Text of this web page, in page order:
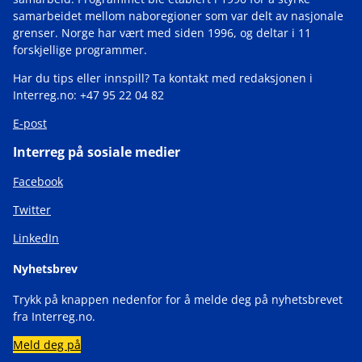
samarbeidet mellom naboregioner som var delt av nasjonale
grenser. Norge har vært med siden 1996, og deltar i 11
forskjellige programmer.
Har du tips eller innspill? Ta kontakt med redaksjonen i
Interreg.no: +47 95 22 04 82
E-post
Interreg på sosiale medier
Facebook
Twitter
LinkedIn
Nyhetsbrev
Trykk på knappen nedenfor for å melde deg på nyhetsbrevet
fra Interreg.no.
Meld deg på